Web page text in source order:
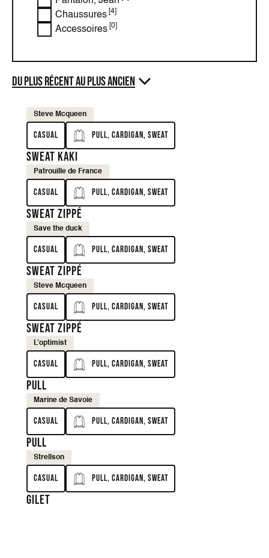
Chaussures [4]
Accessoires [0]
Du plus récent au plus ancien
Steve Mcqueen
Casual Pull, Cardigan, Sweat
Sweat kaki
Patrouille de France
Casual Pull, Cardigan, Sweat
Sweat zippé
Save the duck
Casual Pull, Cardigan, Sweat
Sweat zippé
Steve Mcqueen
Casual Pull, Cardigan, Sweat
Sweat zippé
L’optimist
Casual Pull, Cardigan, Sweat
Pull
Marine de Savoie
Casual Pull, Cardigan, Sweat
Pull
Strellson
Casual Pull, Cardigan, Sweat
Gilet